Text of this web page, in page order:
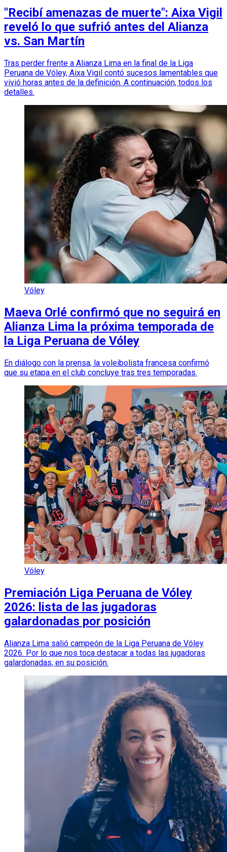
"Recibí amenazas de muerte": Aixa Vigil
reveló lo que sufrió antes del Alianza
vs. San Martín
Tras perder frente a Alianza Lima en la final de la Liga
Peruana de Vóley, Aixa Vigil contó sucesos lamentables que
vivió horas antes de la definición. A continuación, todos los
detalles.
Vóley
Maeva Orlé confirmó que no seguirá en
Alianza Lima la próxima temporada de
la Liga Peruana de Vóley
En diálogo con la prensa, la voleibolista francesa confirmó
que su etapa en el club concluye tras tres temporadas.
Vóley
Premiación Liga Peruana de Vóley
2026: lista de las jugadoras
galardonadas por posición
Alianza Lima salió campeón de la Liga Peruana de Vóley
2026. Por lo que nos toca destacar a todas las jugadoras
galardonadas, en su posición.